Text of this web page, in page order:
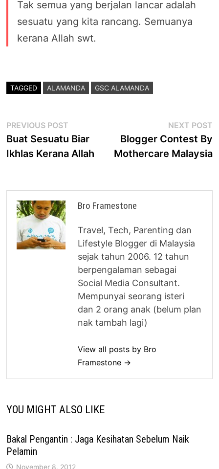
Tak semua yang berjalan lancar adalah
sesuatu yang kita rancang. Semuanya
kerana Allah swt.
TAGGED ALAMANDA GSC ALAMANDA
Post
navigation
PREVIOUS POST
post:
Buat Sesuatu Biar
Ikhlas Kerana Allah
NEXT POST
Blogger Contest By
Mothercare Malaysia
Bro Framestone
Travel, Tech, Parenting dan
Lifestyle Blogger di Malaysia
sejak tahun 2006. 12 tahun
berpengalaman sebagai
Social Media Consultant.
Mempunyai seorang isteri
dan 2 orang anak (belum plan
nak tambah lagi)
View all posts by Bro
Framestone →
YOU MIGHT ALSO LIKE
Bakal Pengantin : Jaga Kesihatan Sebelum Naik
Pelamin
November 8, 2012